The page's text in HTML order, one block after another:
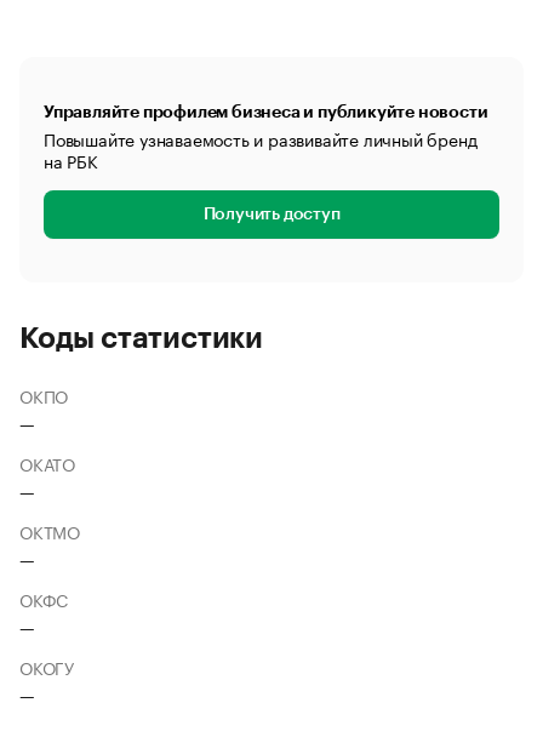
Управляйте профилем бизнеса и публикуйте новости
Повышайте узнаваемость и развивайте личный бренд
на РБК
Получить доступ
Коды статистики
ОКПО
—
ОКАТО
—
ОКТМО
—
ОКФС
—
ОКОГУ
—